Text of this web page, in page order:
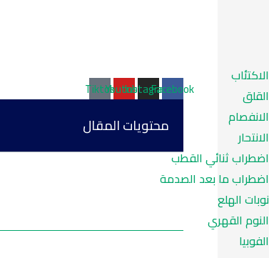
الاكتئاب
القلق
الانفصام
الانتحار
اضطراب ثنائي القطب
اضطراب ما بعد الصدمة
نوبات الهلع
النوم القهري
الفوبيا
TiktokYoutubeInstagramFacebook
محتويات المقال